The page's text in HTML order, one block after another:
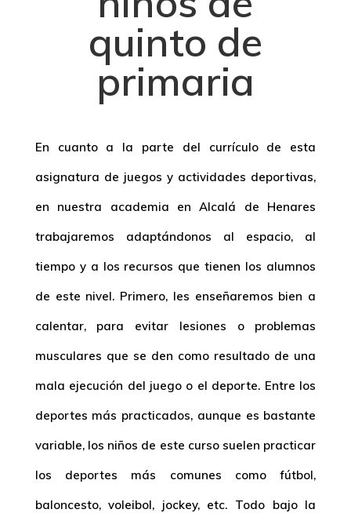
quinto de
primaria
En cuanto a la parte del currículo de esta
asignatura de juegos y actividades deportivas,
en nuestra academia en Alcalá de Henares
trabajaremos adaptándonos al espacio, al
tiempo y a los recursos que tienen los alumnos
de este nivel. Primero, les enseñaremos bien a
calentar, para evitar lesiones o problemas
musculares que se den como resultado de una
mala ejecución del juego o el deporte. Entre los
deportes más practicados, aunque es bastante
variable, los niños de este curso suelen practicar
los deportes más comunes como fútbol,
baloncesto, voleibol, jockey, etc. Todo bajo la